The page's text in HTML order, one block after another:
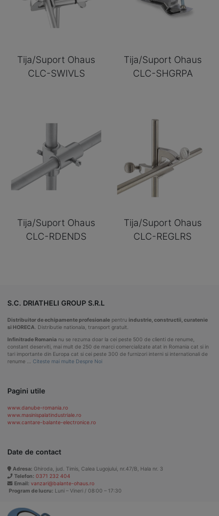
Tija/Suport Ohaus
CLC-SWIVLS
Tija/Suport Ohaus
CLC-SHGRPA
Tija/Suport Ohaus
CLC-RDENDS
Tija/Suport Ohaus
CLC-REGLRS
S.C. DRIATHELI GROUP S.R.L
Distribuitor de echipamente profesionale pentru industrie, constructii, curatenie
si HORECA. Distributie nationala, transport gratuit.
Infinitrade Romania nu se rezuma doar la cei peste 500 de clienti de renume,
constant deserviti, mai mult de 250 de marci comercializate atat in Romania cat si in
tari importante din Europa cat si cei peste 300 de furnizori interni si internationali de
renume … Citeste mai multe Despre Noi
Pagini utile
www.danube-romania.ro
www.masinispalatindustriale.ro
www.cantare-balante-electronice.ro
Date de contact
Adresa: Ghiroda, jud. Timis, Calea Lugojului, nr.47/B, Hala nr. 3
Telefon: 0371 232 404
Email: vanzari@balante-ohaus.ro
Program de lucru: Luni – Vineri / 08:00 – 17:30